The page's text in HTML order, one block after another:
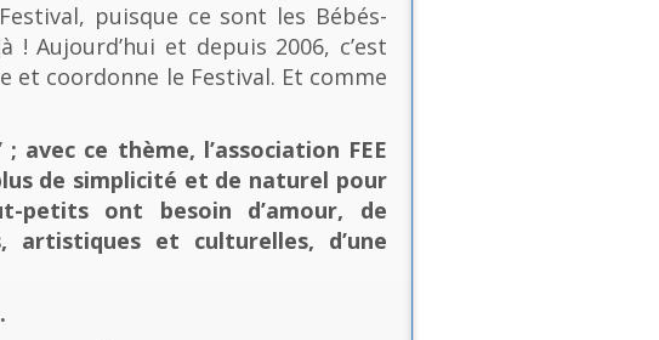
puisque ce sont les Bébés-
Aujourd’hui et depuis 2006, c’est
et coordonne le Festival. Et comme
ce thème, l’association FEE
de simplicité et de naturel pour
petits ont besoin d’amour, de
artistiques et culturelles, d’une